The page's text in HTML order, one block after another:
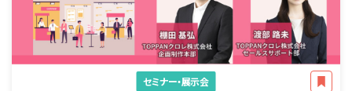
セミナー・展示会